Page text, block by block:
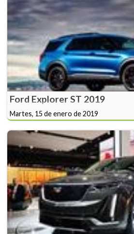
Ford Explorer ST 2019
Martes, 15 de enero de 2019